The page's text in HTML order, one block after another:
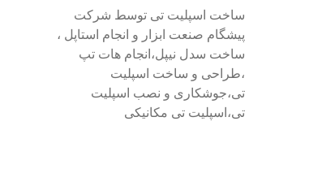
ساخت اسپلیت تی توسط شرکت
پیشگام صنعت ابزار و انجام استاپل ،
ساخت سدل نیپل،انجام هات تپ
،طراحی و ساخت اسپلیت
تی،جوشکاری و نصب اسپلیت
تی،اسپلیت تی مکانیکی